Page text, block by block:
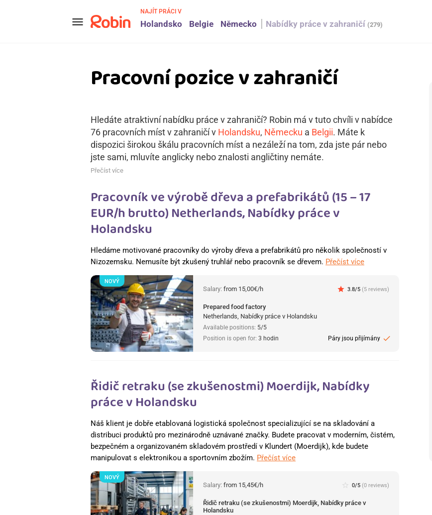
menu
NAJÍT PRÁCI V
Holandsko Belgie Německo Nabídky práce v zahraničí (279)
Pracovní pozice v zahraničí
Hledáte atraktivní nabídku práce v zahraničí? Robin má v tuto chvíli v nabídce
76 pracovních míst v zahraničí v Holandsku, Německu a Belgii. Máte k
dispozici širokou škálu pracovních míst a nezáleží na tom, zda jste pár nebo
jste sami, mluvíte anglicky nebo znalosti angličtiny nemáte.
Přečíst více
Pracovník ve výrobě dřeva a prefabrikátů (15 – 17
EUR/h brutto) Netherlands, Nabídky práce v
Holandsku
Hledáme motivované pracovníky do výroby dřeva a prefabrikátů pro několik společností v
Nizozemsku. Nemusíte být zkušený truhlář nebo pracovník se dřevem. Přečíst více
Salary: from 15,00€/h star 3.8/5 (5 reviews)
Prepared food factory
Netherlands, Nabídky práce v Holandsku
Available positions: 5/5
Position is open for: 3 hodin Páry jsou přijímány check
NOVÝ
Řidič retraku (se zkušenostmi) Moerdijk, Nabídky
práce v Holandsku
Náš klient je dobře etablovaná logistická společnost specializující se na skladování a
distribuci produktů pro mezinárodně uznávané značky. Budete pracovat v moderním, čistém,
bezpečném a organizovaném skladovém prostředí v Klundert (Moerdijk), kde budete
manipulovat s elektronikou a sportovním zbožím. Přečíst více
Salary: from 15,45€/h star_border 0/5 (0 reviews)
Řidič retraku (se zkušenostmi) Moerdijk, Nabídky práce v
Holandsku
NOVÝ